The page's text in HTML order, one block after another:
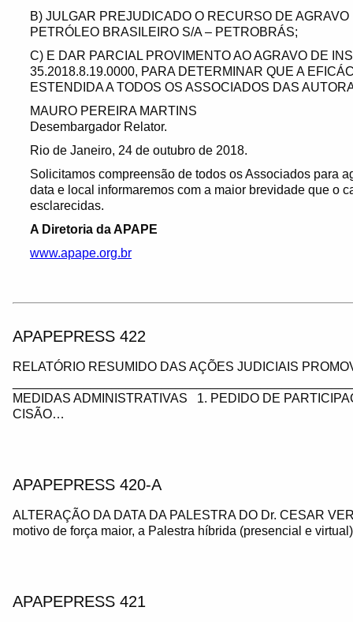
B) JULGAR PREJUDICADO O RECURSO DE
PETRÓLEO BRASILEIRO S/A – PETROBRÁS;
C) E DAR PARCIAL PROVIMENTO AO AGRAVO DE
35.2018.8.19.0000, PARA DETERMINAR QUE A
ESTENDIDA A TODOS OS ASSOCIADOS DAS
MAURO PEREIRA MARTINS
Desembargador Relator.
Rio de Janeiro, 24 de outubro de 2018.
Solicitamos compreensão de todos os Associados para
data e local informaremos com a maior brevidade que o
esclarecidas.
A Diretoria da APAPE
www.apape.org.br
APAPEPRESS 422
RELATÓRIO RESUMIDO DAS AÇÕES JUDICIAIS
MEDIDAS ADMINISTRATIVAS 1. PEDIDO DE
CISÃO…
APAPEPRESS 420-A
ALTERAÇÃO DA DATA DA PALESTRA DO Dr. CESAR
motivo de força maior, a Palestra híbrida (presencial e
APAPEPRESS 421